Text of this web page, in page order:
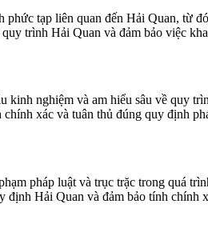
tạp liên quan đến Hải Quan, từ
trình Hải Quan và đảm bảo việc
kinh nghiệm và am hiểu sâu về quy
xác và tuân thủ đúng quy định
pháp luật và trục trặc trong quá
định Hải Quan và đảm bảo tính chính